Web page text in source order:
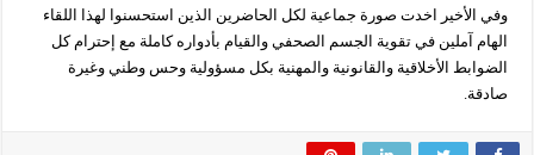
وفي الأخير اخدت صورة جماعية لكل الحاضرين الذين استحسنوا لهذا اللقاء
الهام آملين في تقوية الجسم الصحفي والقيام بأدواره كاملة مع إحترام كل
الضوابط الأخلاقية والقانونية والمهنية بكل مسؤولية وحس وطني وغيرة
صادقة.